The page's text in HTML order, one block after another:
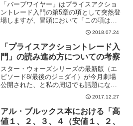
「バーブワイヤー」はプライスアクショ
ントレード入門の第5章の項として突然登
場しますが、冒頭において「この項は本
書のなかでも最も重要な情報が書いてあ
るため、注意深く読んで欲しい」
（p.223）という一文から始まることから
もわかるように、非常に...
2018.07.24
「プライスアクショントレード入
門」の読み進め方についての考察
スター・ウォーズシリーズの最新版（エ
ピソード8/最後のジェダイ）が今月劇場
公開された、と私の周辺でも話題になっ
ています。 スター・ウォーズの「話の
時系列」は「劇場公開順」とは異なるそ
うで、劇場公開順にシリーズ番号を書く
と4→5→6→1→2→...
2017.12.27
アル・ブルックス本における「高
値１、２、３、４（安値１、２、